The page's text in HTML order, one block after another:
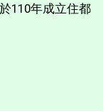
110年成立住都